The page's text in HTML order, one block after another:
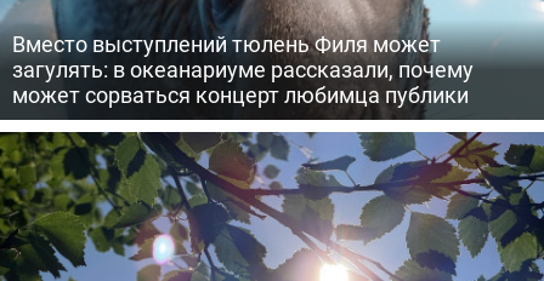
Вместо выступлений тюлень Филя может
загулять: в океанариуме рассказали, почему
может сорваться концерт любимца публики